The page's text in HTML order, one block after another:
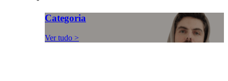
Categoria
Ver tudo >